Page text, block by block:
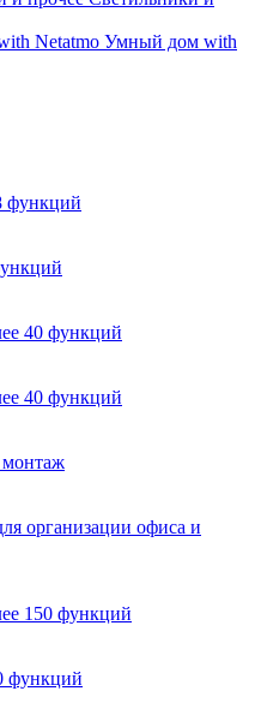
Умный дом with
функций
40 функций
40 функций
монтаж
организации офиса и
150 функций
функций